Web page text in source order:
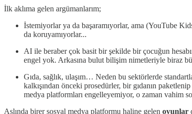
İlk aklıma gelen argümanlarım;
İstemiyorlar ya da başaramıyorlar, ama (YouTube
da koruyamıyorlar...
AI ile beraber çok basit bir şekilde bir çocuğun
engel yok. Arkasına bulut bilişim nimetleriyle biraz
Gıda, sağlık, ulaşım… Neden bu sektörlerde
kalkışından önceki prosedürler, bir gıdanın
medya platformları engelleyemiyor, o zaman vahim
Aslında birer sosyal medya platformu haline gelen oyunlar